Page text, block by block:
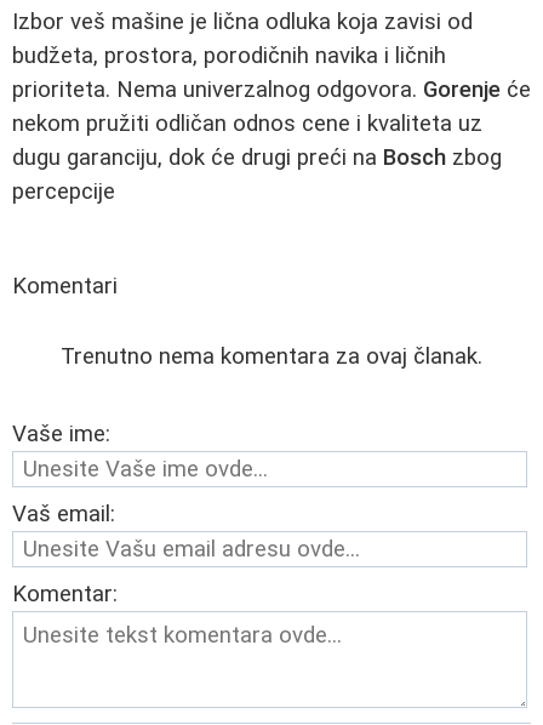
Izbor veš mašine je lična odluka koja zavisi od
budžeta, prostora, porodičnih navika i ličnih
prioriteta. Nema univerzalnog odgovora. Gorenje će
nekom pružiti odličan odnos cene i kvaliteta uz
dugu garanciju, dok će drugi preći na Bosch zbog
percepcije
Komentari
Trenutno nema komentara za ovaj članak.
Vaše ime:
Vaš email:
Komentar: